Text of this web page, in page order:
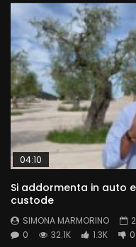
04:10
Si addormenta in auto
custode
SIMONA MARMORINO
0
32.1K 1.3K 0